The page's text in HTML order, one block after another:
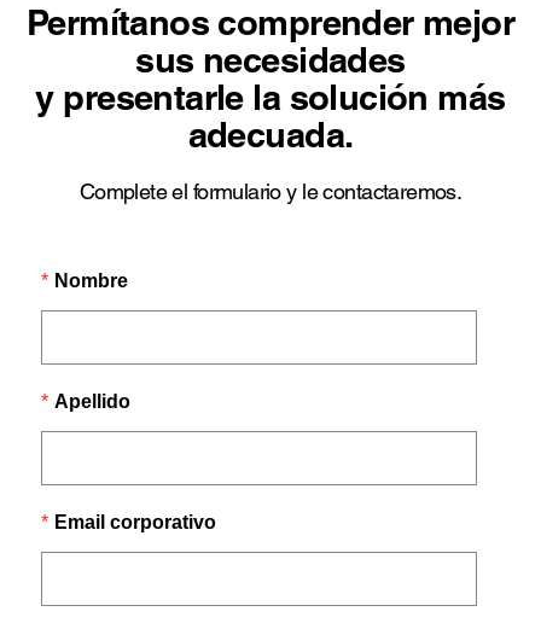
Permítanos comprender mejor
sus necesidades
y presentarle la solución más
adecuada.
Complete el formulario y le contactaremos.